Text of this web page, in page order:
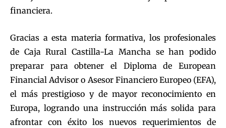
financiera.
Gracias a esta materia formativa, los profesionales
de Caja Rural Castilla-La Mancha se han podido
preparar para obtener el Diploma de European
Financial Advisor o Asesor Financiero Europeo (EFA),
el más prestigioso y de mayor reconocimiento en
Europa, logrando una instrucción más solida para
afrontar con éxito los nuevos requerimientos de